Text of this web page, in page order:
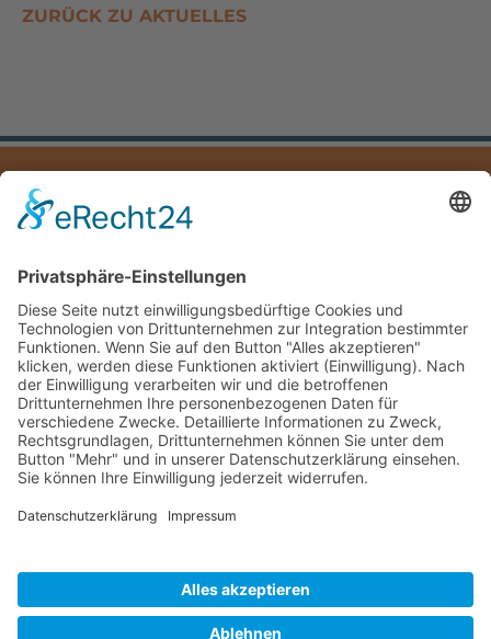
ZURÜCK ZU AKTUELLES
IMPRESSUM
Hauptstraße 5
83324 Ruhpolding
Deutschland /Germany
Telefon: +49(0)8663/53-0
Fax: +49(0)8663/53-40
E-mail:info@mayer-hochtiefbau.de
©Mayer Hoch- u. Tiefbau GmbH 2015